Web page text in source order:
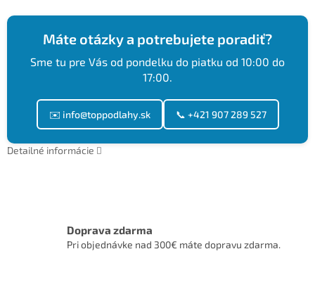
Máte otázky a potrebujete poradiť?
Sme tu pre Vás od pondelku do piatku od 10:00 do
17:00.
✉️ info@toppodlahy.sk 📞 +421 907 289 527
Detailné informácie
Doprava zdarma
Pri objednávke nad 300€ máte dopravu zdarma.